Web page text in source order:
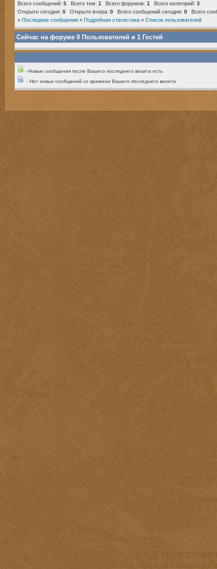
Всего сообщений: 5 Всего тем: 1 Всего форумов: 1 Всего категорий: 3
Открыто сегодня: 0 Открыто вчера: 0 Всего сообщений сегодня: 0 Всего
» Последние сообщения » Подробная статистика » Список пользователей
Сейчас на форуме 0 Пользователей и 1 Гостей
- Новые сообщения после Вашего последнего визита есть
- Нет новых сообщений со времени Вашего последнего визита